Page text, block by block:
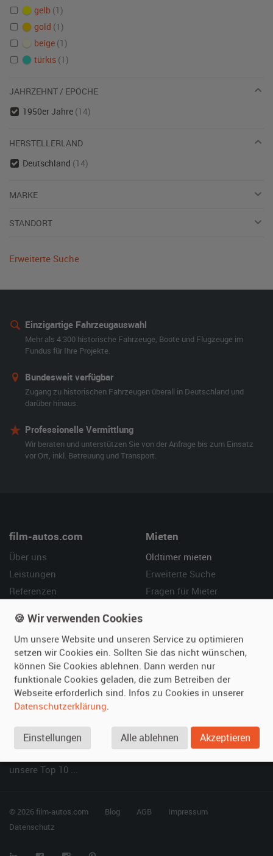
gelb (1)
gold (1)
beige (1)
türkis (1)
JAHRZEHNT / EPOCHE
1950er Jahre (14)
HERSTELLERLAND
Deutschland (14)
MARKE
STANDORT
Erweiterte Suche
Einzigartige Fahrzeugauswahl
Mehr als 4.300 historische Fahrzeuge, Boote und Flugzeuge im
Fundus für Ihre Projekte.
Bundesweit verfügbar
Zugang zu historischen Fahrzeugen überall in Deutschland und
darüber hinaus.
Professionelle Vermittlung
Wir beraten und unterstützen Sie von der Anfrage bis zum Einsatz
vor Ort, inkl. Betreuung und Transport.
film-autos.com
Über uns
Leistungen
Referenzen
Mieten
Oldtimer mieten
Erweiterte Suche
Fragen für Mieter
Vermieten
Oldtimer anmelden
Fotos senden
Fragen für Vermieter
Inserat verwalten
Hilfe
Häufige Fragen (FAQ)
So funktioniert's
Kontakt
SPECIAL
unsere Top 10 ...
© 2026 film-autos.com Blog AGB
Impressum
Datenschutz
🍪 Wir verwenden Cookies
Um unsere Website und unseren Service zu optimieren
setzen wir Cookies ein. Sollten Sie das nicht wünschen,
können Sie Cookies ablehnen. Dann werden nur
funktionale Cookies geladen, die zum Betreiben der
Webseite erforderlich sind. Infos zu Cookies in unserer
Datenschutzerklärung.
Einstellungen Alle ablehnen Akzeptieren